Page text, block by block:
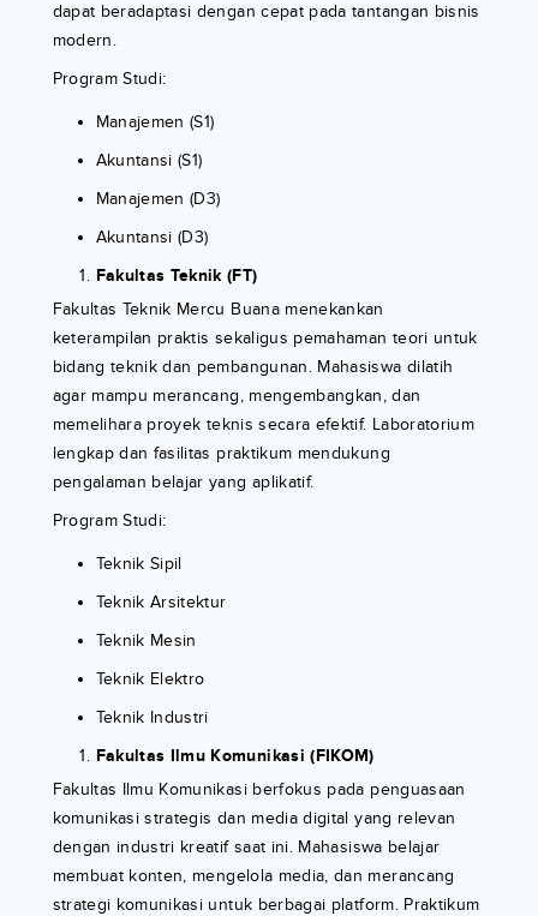
dapat beradaptasi dengan cepat pada tantangan bisnis
modern.
Program Studi:
Manajemen (S1)
Akuntansi (S1)
Manajemen (D3)
Akuntansi (D3)
Fakultas Teknik (FT)
Fakultas Teknik Mercu Buana menekankan
keterampilan praktis sekaligus pemahaman teori untuk
bidang teknik dan pembangunan. Mahasiswa dilatih
agar mampu merancang, mengembangkan, dan
memelihara proyek teknis secara efektif. Laboratorium
lengkap dan fasilitas praktikum mendukung
pengalaman belajar yang aplikatif.
Program Studi:
Teknik Sipil
Teknik Arsitektur
Teknik Mesin
Teknik Elektro
Teknik Industri
Fakultas Ilmu Komunikasi (FIKOM)
Fakultas Ilmu Komunikasi berfokus pada penguasaan
komunikasi strategis dan media digital yang relevan
dengan industri kreatif saat ini. Mahasiswa belajar
membuat konten, mengelola media, dan merancang
strategi komunikasi untuk berbagai platform. Praktikum